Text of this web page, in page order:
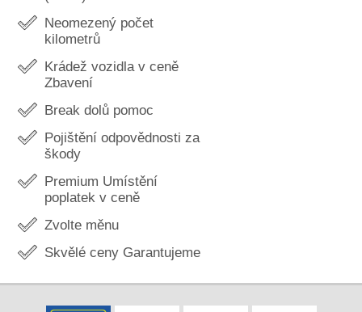
Neomezený počet
kilometrů
Krádež vozidla v ceně
Zbavení
Break dolů pomoc
Pojištění odpovědnosti za
škody
Premium Umístění
poplatek v ceně
Zvolte měnu
Skvělé ceny Garantujeme